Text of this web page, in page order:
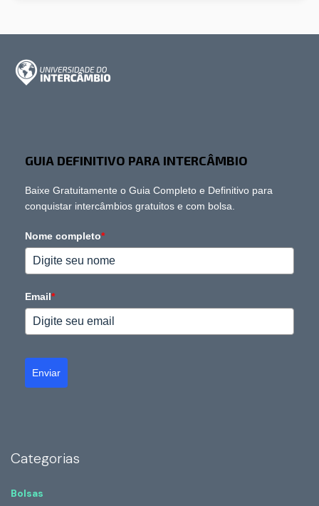
GUIA DEFINITIVO PARA INTERCÂMBIO
Baixe Gratuitamente o Guia Completo e Definitivo para
conquistar intercâmbios gratuitos e com bolsa.
Nome completo*
Email*
Enviar
Categorias
Bolsas